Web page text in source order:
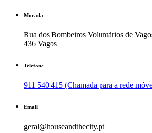
Morada
Rua dos Bombeiros Voluntários de
436 Vagos
Telefone
911 540 415 (Chamada para a rede
Email
geral@houseandthecity.pt